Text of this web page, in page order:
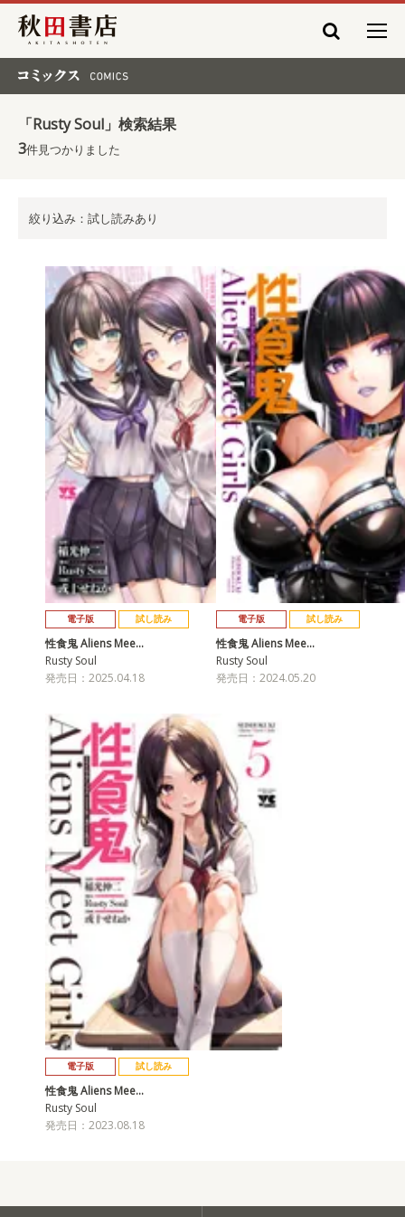
秋田書店
「Rusty Soul」検索結果
3件見つかりました
絞り込み：試し読みあり
電子版 試し読み
性食鬼 Aliens Mee…
Rusty Soul
発売日：2025.04.18
電子版 試し読み
性食鬼 Aliens Mee…
Rusty Soul
発売日：2024.05.20
電子版 試し読み
性食鬼 Aliens Mee…
Rusty Soul
発売日：2023.08.18